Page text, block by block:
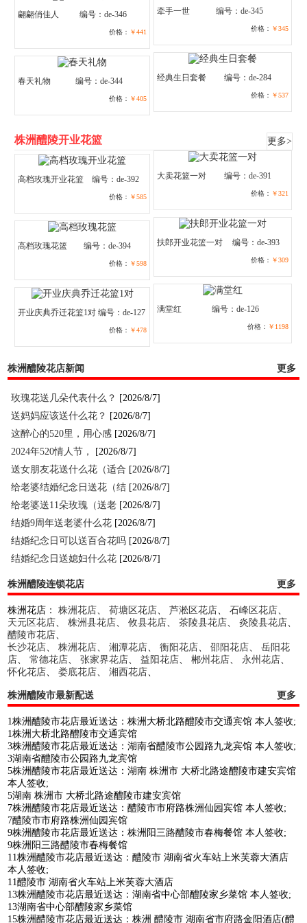
翩翩俏佳人 编号：de-346
价格： ￥441
牵手一世 编号：de-345
价格： ￥345
春天礼物 编号：de-344
价格： ￥405
经典生日套餐 编号：de-284
价格： ￥537
株洲醴陵开业花篮 更多>
高档玫瑰开业花篮 编号：de-392
价格： ￥585
大卖花篮一对 编号：de-391
价格： ￥321
高档玫瑰花篮 编号：de-394
价格： ￥598
扶郎开业花篮一对 编号：de-393
价格： ￥309
开业庆典乔迁花篮1对 编号：de-127
价格： ￥478
满堂红 编号：de-126
价格： ￥1198
株洲醴陵花店新闻 更多
玫瑰花送几朵代表什么？ [2026/8/7]
送妈妈应该送什么花？ [2026/8/7]
这醉心的520里，用心感 [2026/8/7]
2024年520情人节，
[2026/8/7]
送女朋友花送什么花（适合 [2026/8/7]
给老婆结婚纪念日送花（结 [2026/8/7]
给老婆送11朵玫瑰（送老 [2026/8/7]
结婚9周年送老婆什么花 [2026/8/7]
结婚纪念日可以送百合花吗 [2026/8/7]
结婚纪念日送媳妇什么花 [2026/8/7]
株洲醴陵连锁花店 更多
株洲花店：株洲花店、荷塘区花店、芦淞区花店、石峰区花店、
天元区花店、株洲县花店、攸县花店、茶陵县花店、炎陵县花店、
醴陵市花店、
长沙花店、株洲花店、湘潭花店、衡阳花店、邵阳花店、岳阳花
店、常德花店、张家界花店、益阳花店、郴州花店、 永州花店、
怀化花店、娄底花店、湘西花店、
株洲醴陵市最新配送 更多
1株洲醴陵市花店最近送达：株洲大桥北路醴陵市交通宾馆 本人签收;
1株洲大桥北路醴陵市交通宾馆
3株洲醴陵市花店最近送达：湖南省醴陵市公园路九龙宾馆 本人签收;
3湖南省醴陵市公园路九龙宾馆
5株洲醴陵市花店最近送达：湖南 株洲市 大桥北路途醴陵市建安宾馆
本人签收;
5湖南 株洲市 大桥北路途醴陵市建安宾馆
7株洲醴陵市花店最近送达：醴陵市市府路株洲仙园宾馆 本人签收;
7醴陵市市府路株洲仙园宾馆
9株洲醴陵市花店最近送达：株洲阳三路醴陵市春梅餐馆 本人签收;
9株洲阳三路醴陵市春梅餐馆
11株洲醴陵市花店最近送达：醴陵市 湖南省火车站上米芙蓉大酒店
本人签收;
11醴陵市 湖南省火车站上米芙蓉大酒店
13株洲醴陵市花店最近送达：湖南省中心部醴陵家乡菜馆 本人签收;
13湖南省中心部醴陵家乡菜馆
15株洲醴陵市花店最近送达：株洲 醴陵市 湖南省市府路金阳酒店(醴